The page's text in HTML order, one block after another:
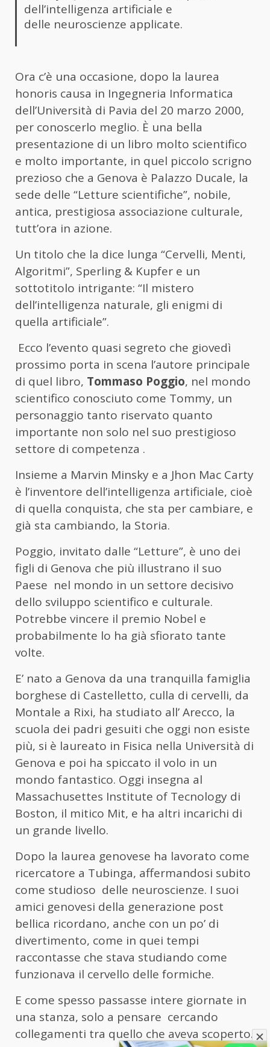
dell’intelligenza artificiale e
delle neuroscienze applicate.
Ora c’è una occasione, dopo la laurea
honoris causa in Ingegneria Informatica
dell’Università di Pavia del 20 marzo 2000,
per conoscerlo meglio. È una bella
presentazione di un libro molto scientifico
e molto importante, in quel piccolo scrigno
prezioso che a Genova è Palazzo Ducale, la
sede delle “Letture scientifiche”, nobile,
antica, prestigiosa associazione culturale,
tutt’ora in azione.
Un titolo che la dice lunga “Cervelli, Menti,
Algoritmi”, Sperling & Kupfer e un
sottotitolo intrigante: “Il mistero
dell’intelligenza naturale, gli enigmi di
quella artificiale”.
Ecco l’evento quasi segreto che giovedì
prossimo porta in scena l’autore principale
di quel libro, Tommaso Poggio, nel mondo
scientifico conosciuto come Tommy, un
personaggio tanto riservato quanto
importante non solo nel suo prestigioso
settore di competenza .
Insieme a Marvin Minsky e a Jhon Mac Carty
è l’inventore dell’intelligenza artificiale, cioè
di quella conquista, che sta per cambiare, e
già sta cambiando, la Storia.
Poggio, invitato dalle “Letture”, è uno dei
figli di Genova che più illustrano il suo
Paese nel mondo in un settore decisivo
dello sviluppo scientifico e culturale.
Potrebbe vincere il premio Nobel e
probabilmente lo ha già sfiorato tante
volte.
E’ nato a Genova da una tranquilla famiglia
borghese di Castelletto, culla di cervelli, da
Montale a Rixi, ha studiato all’ Arecco, la
scuola dei padri gesuiti che oggi non esiste
più, si è laureato in Fisica nella Università di
Genova e poi ha spiccato il volo in un
mondo fantastico. Oggi insegna al
Massachusettes Institute of Tecnology di
Boston, il mitico Mit, e ha altri incarichi di
un grande livello.
Dopo la laurea genovese ha lavorato come
ricercatore a Tubinga, affermandosi subito
come studioso delle neuroscienze. I suoi
amici genovesi della generazione post
bellica ricordano, anche con un po’ di
divertimento, come in quei tempi
raccontasse che stava studiando come
funzionava il cervello delle formiche.
E come spesso passasse intere giornate in
una stanza, solo a pensare cercando
collegamenti tra quello che aveva scoperto.